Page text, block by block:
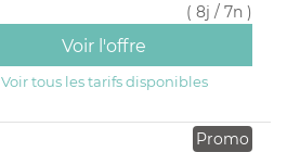
( 8j / 7n )
Voir l'offre
Voir tous les tarifs disponibles
Promo